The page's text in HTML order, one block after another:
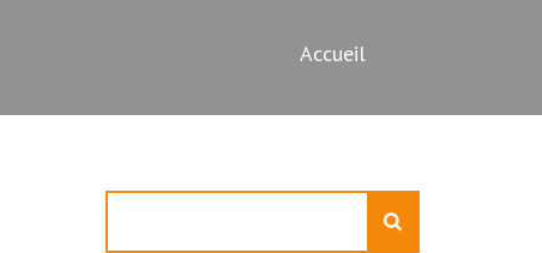
Accueil